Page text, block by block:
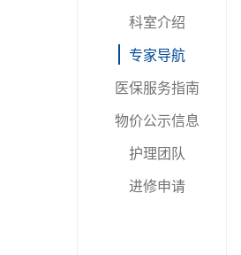
科室介绍
专家导航
医保服务指南
物价公示信息
护理团队
进修申请